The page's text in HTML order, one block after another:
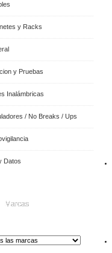
y Racks
y Pruebas
Inalámbricas
/ No Breaks / Ups
Datos
Marcas